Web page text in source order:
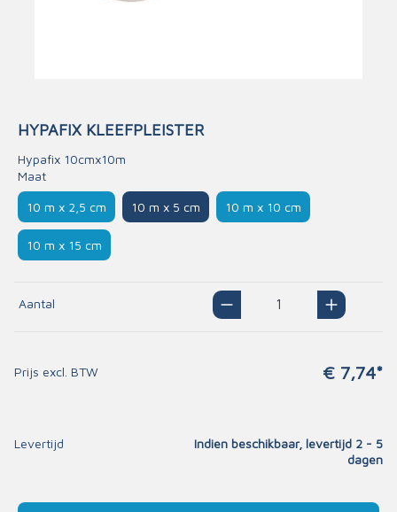
HYPAFIX KLEEFPLEISTER
Hypafix 10cmx10m
Maat
10 m x 2,5 cm 10 m x 5 cm 10 m x 10 cm
10 m x 15 cm
Aantal
Prijs excl. BTW € 7,74*
Levertijd
Indien beschikbaar, levertijd 2 - 5
dagen